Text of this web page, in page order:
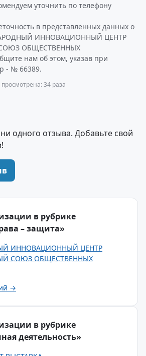
уточнить по телефону
в представленных данных о
ИННОВАЦИОННЫЙ ЦЕНТР
ОБЩЕСТВЕННЫХ
нам об этом, указав при
- № 66389.
34 раза
одного отзыва. Добавьте свой
в рубрике
– защита»
ИННОВАЦИОННЫЙ ЦЕНТР
СОЮЗ ОБЩЕСТВЕННЫХ
→
в рубрике
деятельность»